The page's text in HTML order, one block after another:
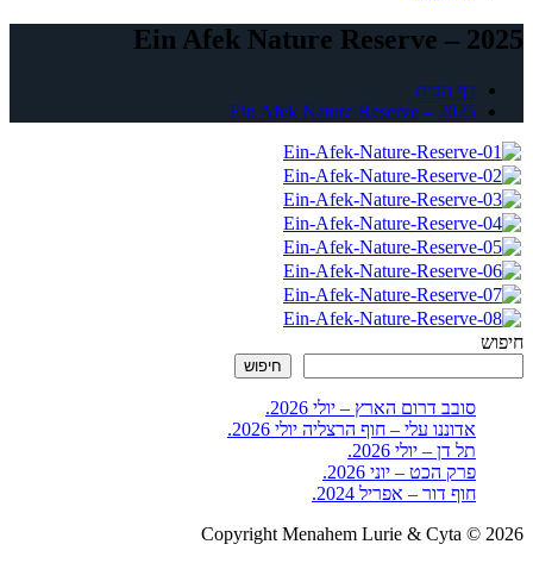
Ein Afek Nature Reserve – 2025
דף הבית
Ein Afek Nature Reserve – 2025
חיפוש
חיפוש
סובב דרום הארץ – יולי 2026.
אדוננו עלי – חוף הרצליה יולי 2026.
תל דן – יולי 2026.
פרק הכט – יוני 2026.
חוף דור – אפריל 2024.
Copyright Menahem Lurie & Cyta © 2026